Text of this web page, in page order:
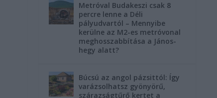
Metróval Budakeszi csak 8
percre lenne a Déli
pályudvartól – Mennyibe
kerülne az M2-es metróvonal
meghosszabbítása a János-
hegy alatt?
Búcsú az angol pázsittól: Így
varázsolhatsz gyönyörű,
szárazságtűrő kertet a